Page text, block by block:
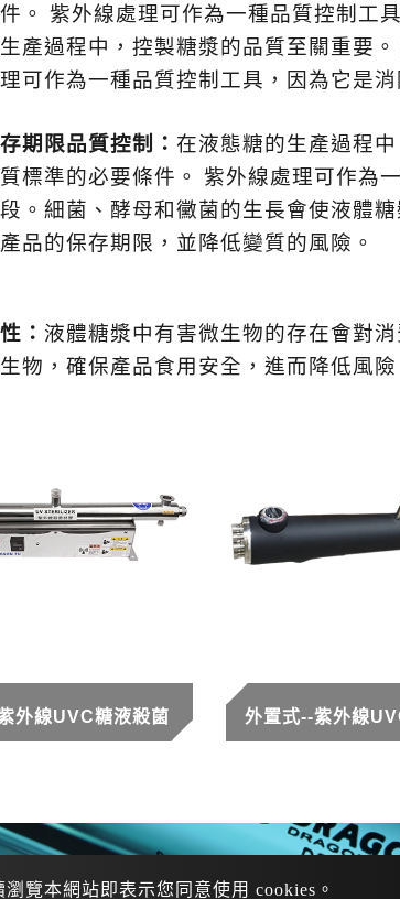
。 紫外線處理可作為一種品質控制工
產過程中，控製糖漿的品質至關重要。
可作為一種品質控制工具，因為它是
期限品質控制 ： 在液態糖的生產過程
標準的必要條件。 紫外線處理可作為
。細菌、酵母和黴菌的生長會使液體糖
品的保存期限，並降低變質的風險。
： 液體糖漿中有害微生物的存在會對
物，確保產品食用安全，進而降低風險
外線UVC糖液殺菌 外置式--紫外線
覽本網站即表示您同意使用 cookies。